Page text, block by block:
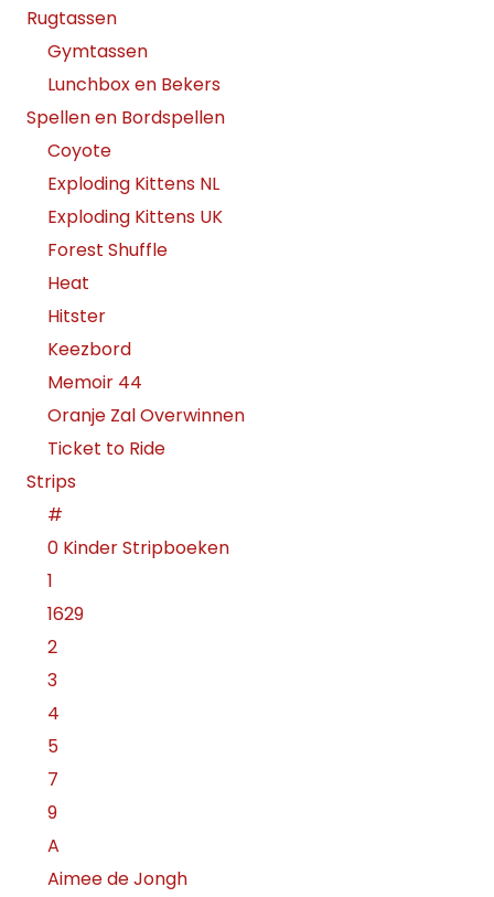
Rugtassen
Gymtassen
Lunchbox en Bekers
Spellen en Bordspellen
Coyote
Exploding Kittens NL
Exploding Kittens UK
Forest Shuffle
Heat
Hitster
Keezbord
Memoir 44
Oranje Zal Overwinnen
Ticket to Ride
Strips
#
0 Kinder Stripboeken
1
1629
2
3
4
5
7
9
A
Aimee de Jongh